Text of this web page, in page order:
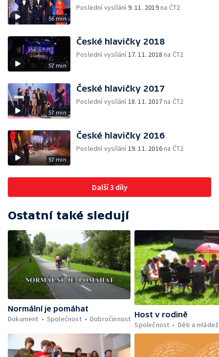
56 min
Poslední vysílání9. 11. 2019na ČT2
57 min
České hlavičky 2018
Poslední vysílání17. 11. 2018 na ČT2
57 min
České hlavičky 2017
Poslední vysílání18. 11. 2017na ČT2
57 min
České hlavičky 2016
Poslední vysílání19. 11. 2016na ČT2
Další 3 díly
Ostatní také sledují
Normální je pomáhat
Dokument
Společnost Dobročinnost
Host v rodině
Společnost
Děti a mládež